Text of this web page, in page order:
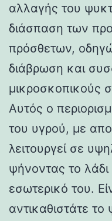
αλλαγής του
διάσπαση των
πρόσθετων,
διάβρωση και
μικροσκοπικούς
Αυτός ο
του υγρού, με
λειτουργεί σε
ψήνοντας το λάδι
εσωτερικό του.
αντικαθιστάτε